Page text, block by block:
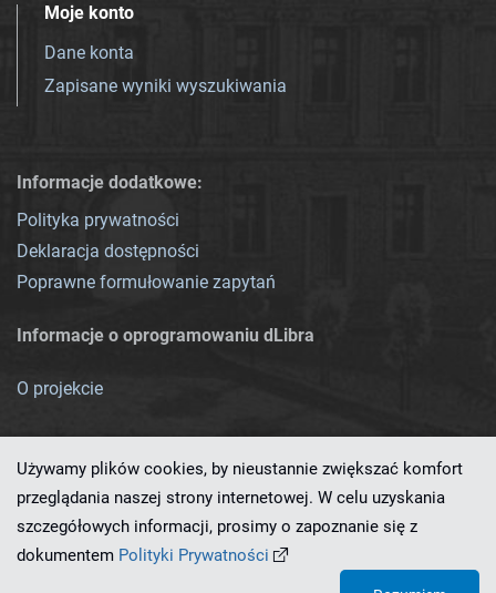
Moje konto
Dane konta
Zapisane wyniki wyszukiwania
Informacje dodatkowe:
Polityka prywatności
Deklaracja dostępności
Poprawne formułowanie zapytań
Informacje o oprogramowaniu dLibra
O projekcie
Ten serwis działa dzięki oprogramowaniu
Używamy plików cookies, by nieustannie zwiększać komfort
przeglądania naszej strony internetowej. W celu uzyskania
szczegółowych informacji, prosimy o zapoznanie się z
dokumentem Polityki Prywatności